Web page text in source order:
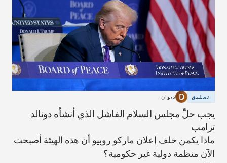
تعليق ديوان
يجب حلّ مجلس السلام الفاشل الذي أنشأه دونالد
ترامب
ماذا يكمن خلف إعلان ماركو روبيو أن هذه الهيئة أصبحت
الآن منظمة دولية غير حكومية؟